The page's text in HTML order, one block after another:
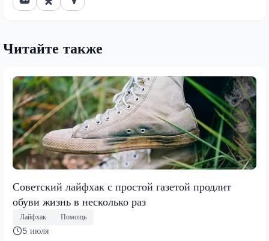
Читайте также
Советский лайфхак с простой газетой продлит
обуви жизнь в несколько раз
Лайфхак Помощь
5 июля